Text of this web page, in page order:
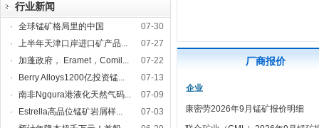
行业新闻
· 全球锰矿格局里的中国
07-30
·
上半年天津口岸进口矿产品...
07-27
·
加蓬政府， Eramet，Comil...
07-22
·
Berry Alloys1200亿投资锰...
07-13
·
南非Ngqura港液化天然气码...
07-09
·
Estrella高品位锰矿岩屑样...
07-03
厂商报价
企业
康密劳2026年9月锰矿报价明细